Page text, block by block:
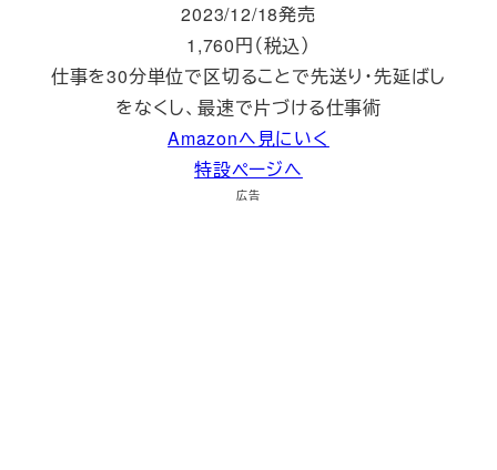
2023/12/18発売
1,760円（税込）
仕事を30分単位で区切ることで先送り・先延ばし
をなくし、最速で片づける仕事術
Amazonへ見にいく
特設ページへ
広告